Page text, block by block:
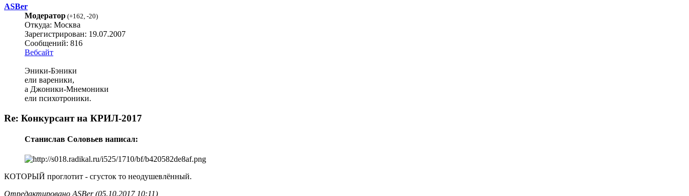
ASBer
Модератор (+162, -20)
Откуда: Москва
Зарегистрирован: 19.07.2007
Сообщений: 816
Вебсайт
Эники-Бэники
ели вареники,
а Джоники-Мнемоники
ели психотроники.
Re: Конкурсант на КРИЛ-2017
Станислав Соловьев написал:
КОТОРЫЙ проглотит - сгусток то неодушевлённый.
Отредактировано ASBer (05.10.2017 10:11)